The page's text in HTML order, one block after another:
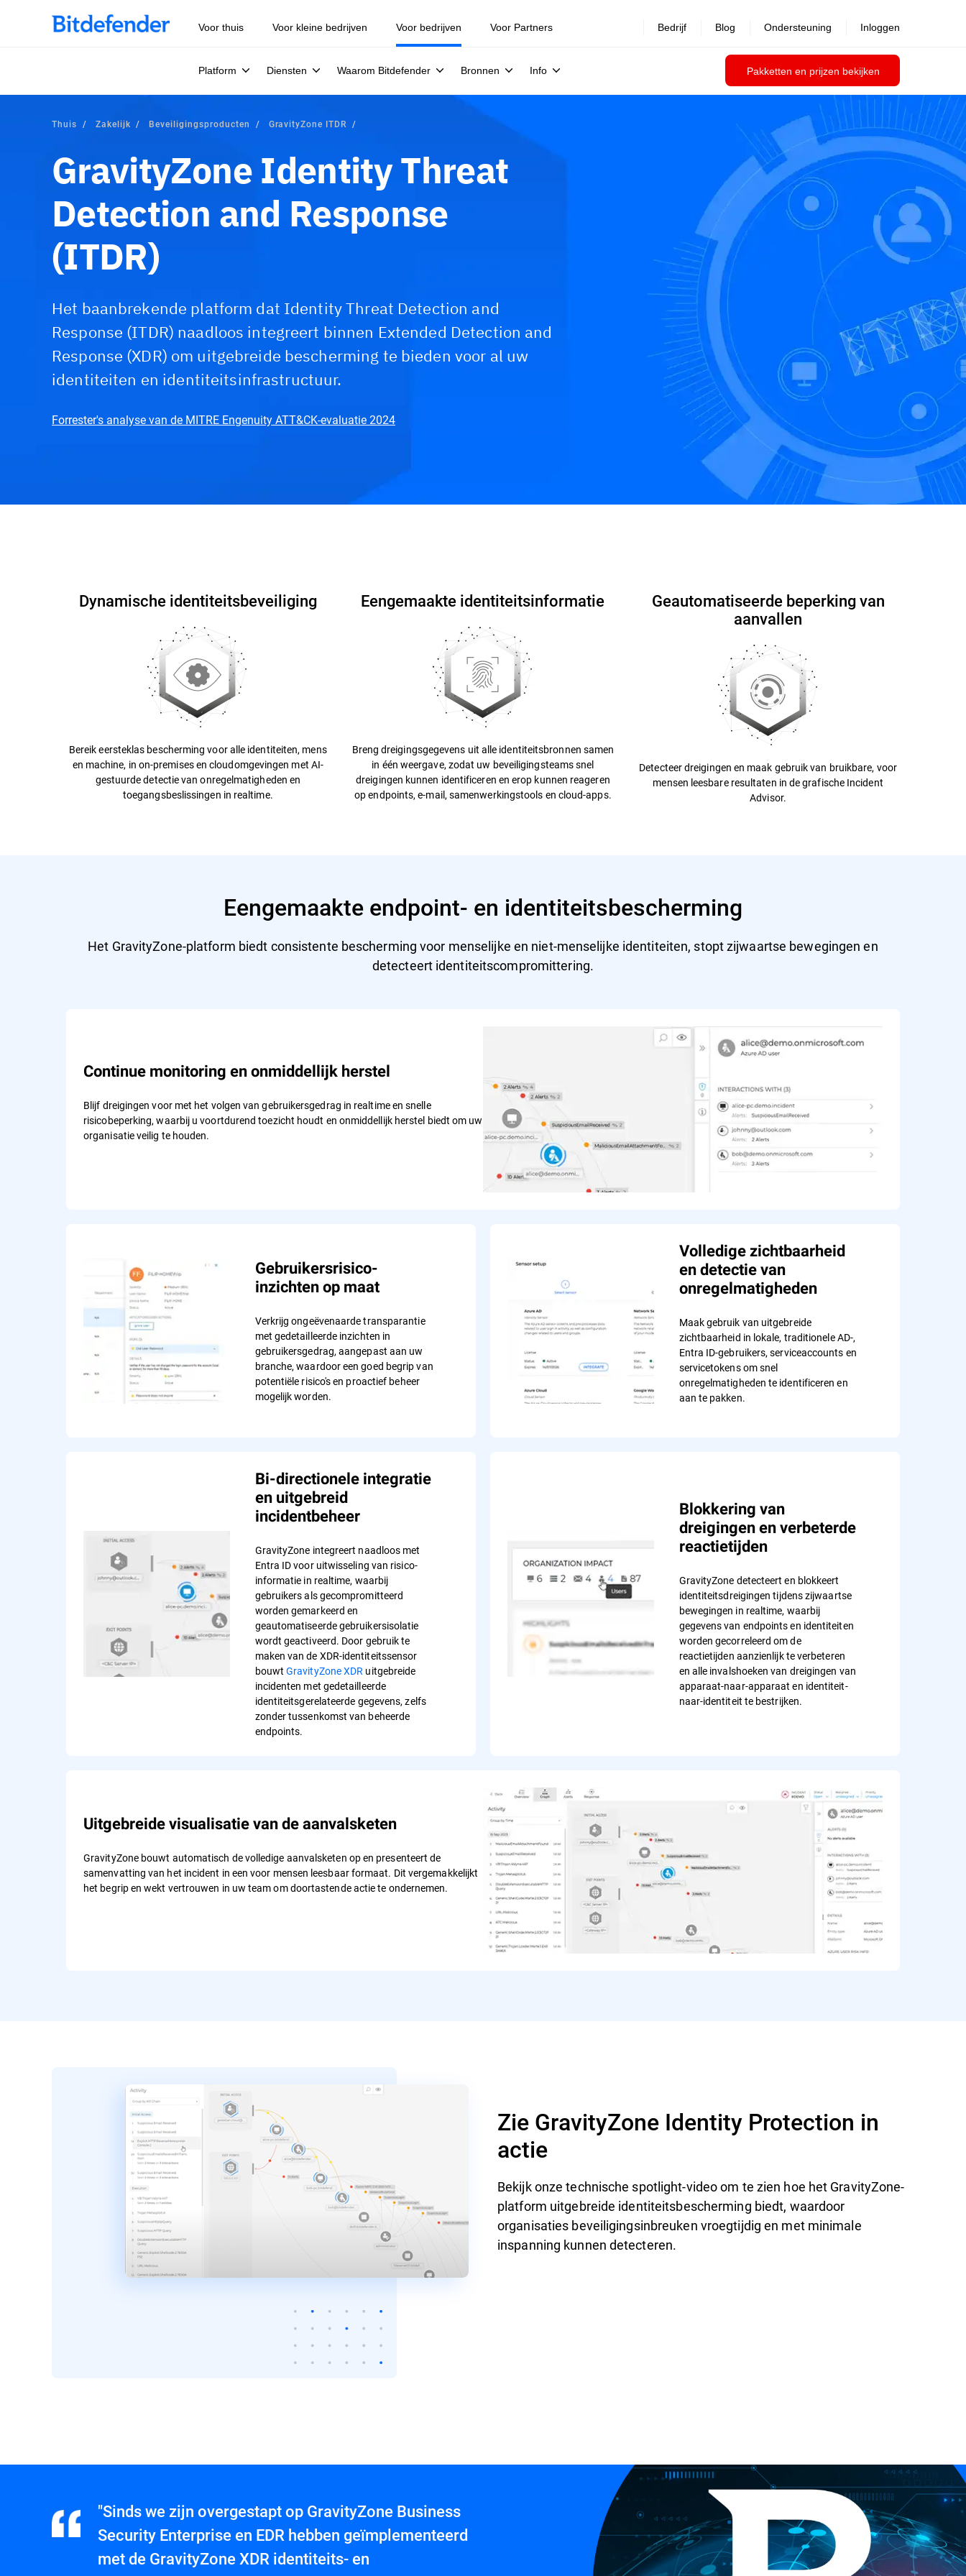
Voor thuis Voor kleine bedrijven Voor bedrijven
Platform Diensten Waarom Bitdefender Bronnen Info Pakketten en prijzen bekijken
Voor Partners Bedrijf Blog Ondersteuning Inloggen
Thuis Zakelijk Beveiligingsproducten GravityZone ITDR
GravityZone Identity Threat
Detection and Response
(ITDR)
Het baanbrekende platform dat Identity Threat Detection and
Response (ITDR) naadloos integreert binnen Extended Detection and
Response (XDR) om uitgebreide bescherming te bieden voor al uw
identiteiten en identiteitsinfrastructuur.
Forrester's analyse van de MITRE Engenuity ATT&CK-evaluatie 2024
Dynamische identiteitsbeveiliging
Bereik eersteklas bescherming voor alle identiteiten, mens
en machine, in on-premises en cloudomgevingen met AI-
gestuurde detectie van onregelmatigheden en
toegangsbeslissingen in realtime.
Eengemaakte identiteitsinformatie
Breng dreigingsgegevens uit alle identiteitsbronnen samen
in één weergave, zodat uw beveiligingsteams snel
dreigingen kunnen identificeren en erop kunnen reageren
op endpoints, e-mail, samenwerkingstools en cloud-apps.
Geautomatiseerde beperking van
aanvallen
Detecteer dreigingen en maak gebruik van bruikbare, voor
mensen leesbare resultaten in de grafische Incident
Advisor.
Eengemaakte endpoint- en identiteitsbescherming
Het GravityZone-platform biedt consistente bescherming voor menselijke en niet-menselijke identiteiten, stopt zijwaartse bewegingen en
detecteert identiteitscompromittering.
Continue monitoring en onmiddellijk herstel
Blijf dreigingen voor met het volgen van gebruikersgedrag in realtime en snelle
risicobeperking, waarbij u voortdurend toezicht houdt en onmiddellijk herstel biedt om uw
organisatie veilig te houden.
Gebruikersrisico-
inzichten op maat
Verkrijg ongeëvenaarde transparantie
met gedetailleerde inzichten in
gebruikersgedrag, aangepast aan uw
branche, waardoor een goed begrip van
potentiële risico's en proactief beheer
mogelijk worden.
Volledige zichtbaarheid
en detectie van
onregelmatigheden
Maak gebruik van uitgebreide
zichtbaarheid in lokale, traditionele AD-,
Entra ID-gebruikers, serviceaccounts en
servicetokens om snel
onregelmatigheden te identificeren en
aan te pakken.
Bi-directionele integratie
en uitgebreid
incidentbeheer
GravityZone integreert naadloos met
Entra ID voor uitwisseling van risico-
informatie in realtime, waarbij
gebruikers als gecompromitteerd
worden gemarkeerd en
geautomatiseerde gebruikersisolatie
wordt geactiveerd. Door gebruik te
maken van de XDR-identiteitssensor
bouwtGravityZone XDR uitgebreide
incidenten met gedetailleerde
identiteitsgerelateerde gegevens, zelfs
zonder tussenkomst van beheerde
endpoints.
Blokkering van
dreigingen en verbeterde
reactietijden
GravityZone detecteert en blokkeert
identiteitsdreigingen tijdens zijwaartse
bewegingen in realtime, waarbij
gegevens van endpoints en identiteiten
worden gecorreleerd om de
reactietijden aanzienlijk te verbeteren
en alle invalshoeken van dreigingen van
apparaat-naar-apparaat en identiteit-
naar-identiteit te bestrijken.
Uitgebreide visualisatie van de aanvalsketen
GravityZone bouwt automatisch de volledige aanvalsketen op en presenteert de
samenvatting van het incident in een voor mensen leesbaar formaat. Dit vergemakkelijkt
het begrip en wekt vertrouwen in uw team om doortastende actie te ondernemen.
Zie GravityZone Identity Protection in
actie
Bekijk onze technische spotlight-video om te zien hoe het GravityZone-
platform uitgebreide identiteitsbescherming biedt, waardoor
organisaties beveiligingsinbreuken vroegtijdig en met minimale
inspanning kunnen detecteren.
"Sinds we zijn overgestapt op GravityZone Business
Security Enterprise en EDR hebben geïmplementeerd
met de GravityZone XDR identiteits- en